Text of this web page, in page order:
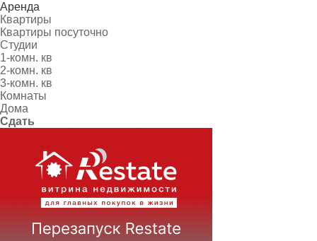
Аренда
Квартиры
Квартиры посуточно
Студии
1-комн. кв
2-комн. кв
3-комн. кв
Комнаты
Дома
Сдать